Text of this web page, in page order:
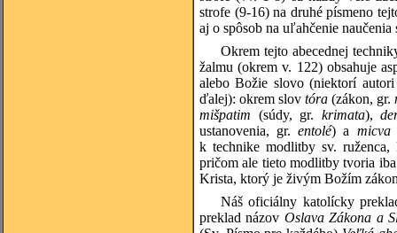
strofe (9-16) na druhé písmeno
aj o spôsob na uľahčenie naučenia
Okrem tejto abecednej
žalmu (okrem v. 122) obsahuje
alebo Božie slovo (niektorí
ďalej): okrem slov tóra (zákon, gr.
mišpatim (súdy, gr. krimata),
ustanovenia, gr.entolé) a micva
k technike modlitby sv. ruženca,
pričom ale tieto modlitby tvoria
Krista, ktorý je živým Božím
Náš oficiálny katolícky
preklad názov Oslava Zákona a